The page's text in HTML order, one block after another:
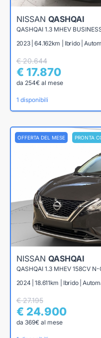
NISSAN QASHQAI
QASHQAI 1.3 MHEV
2023 | 64.162km | Ibrido |
€ 20.644
€ 17.870
da 254€ al mese
1 disponibili
OFFERTA DEL MESE PRONTA
NISSAN QASHQAI
QASHQAI 1.3 MHEV 158CV
2024 | 18.611km | Ibrido |
€ 27.195
€ 24.900
da 369€ al mese